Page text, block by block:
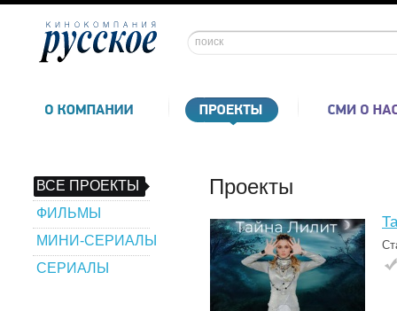
ВСЕ ПРОЕКТЫ
ФИЛЬМЫ
МИНИ-СЕРИАЛЫ
СЕРИАЛЫ
Проекты